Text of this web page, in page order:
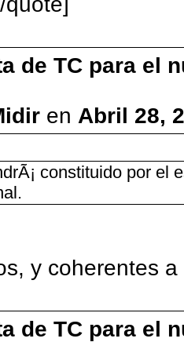
de TC para el
en Abril 28,
constituido por el
y coherentes
de TC para el